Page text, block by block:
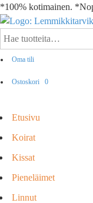
*100% kotimainen.
Oma tili
Ostoskori 0
Etusivu
Koirat
Kissat
Pieneläimet
Linnut